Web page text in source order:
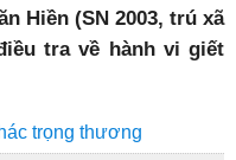
Hiền (SN 2003, trú xã
tra về hành vi giết
trọng thương